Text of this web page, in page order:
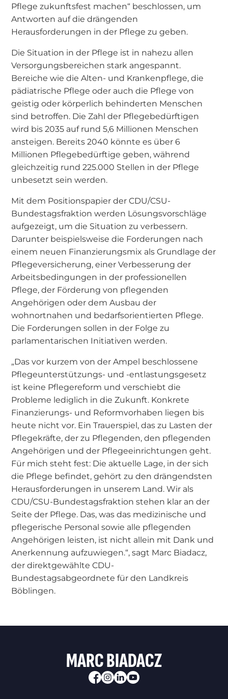
Pflege zukunftsfest machen“ beschlossen, um
Antworten auf die drängenden
Herausforderungen in der Pflege zu geben.
Die Situation in der Pflege ist in nahezu allen
Versorgungsbereichen stark angespannt.
Bereiche wie die Alten- und Krankenpflege, die
pädiatrische Pflege oder auch die Pflege von
geistig oder körperlich behinderten Menschen
sind betroffen. Die Zahl der Pflegebedürftigen
wird bis 2035 auf rund 5,6 Millionen Menschen
ansteigen. Bereits 2040 könnte es über 6
Millionen Pflegebedürftige geben, während
gleichzeitig rund 225.000 Stellen in der Pflege
unbesetzt sein werden.
Mit dem Positionspapier der CDU/CSU-
Bundestagsfraktion werden Lösungsvorschläge
aufgezeigt, um die Situation zu verbessern.
Darunter beispielsweise die Forderungen nach
einem neuen Finanzierungsmix als Grundlage der
Pflegeversicherung, einer Verbesserung der
Arbeitsbedingungen in der professionellen
Pflege, der Förderung von pflegenden
Angehörigen oder dem Ausbau der
wohnortnahen und bedarfsorientierten Pflege.
Die Forderungen sollen in der Folge zu
parlamentarischen Initiativen werden.
„Das vor kurzem von der Ampel beschlossene
Pflegeunterstützungs- und -entlastungsgesetz
ist keine Pflegereform und verschiebt die
Probleme lediglich in die Zukunft. Konkrete
Finanzierungs- und Reformvorhaben liegen bis
heute nicht vor. Ein Trauerspiel, das zu Lasten der
Pflegekräfte, der zu Pflegenden, den pflegenden
Angehörigen und der Pflegeeinrichtungen geht.
Für mich steht fest: Die aktuelle Lage, in der sich
die Pflege befindet, gehört zu den drängendsten
Herausforderungen in unserem Land. Wir als
CDU/CSU-Bundestagsfraktion stehen klar an der
Seite der Pflege. Das, was das medizinische und
pflegerische Personal sowie alle pflegenden
Angehörigen leisten, ist nicht allein mit Dank und
Anerkennung aufzuwiegen.“, sagt Marc Biadacz,
der direktgewählte CDU-
Bundestagsabgeordnete für den Landkreis
Böblingen.
MARC BIADACZ